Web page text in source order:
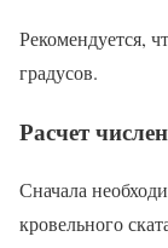
Рекомендуется,
градусов.
Расчет
Сначала
кровельного